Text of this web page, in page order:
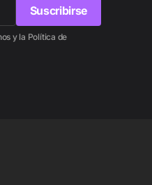
Suscribirse
Suscribirse
y la Política de